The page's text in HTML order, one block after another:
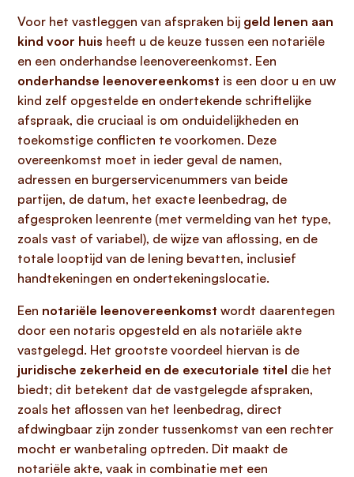
Voor het vastleggen van afspraken bij geld lenen aan
kind voor huis heeft u de keuze tussen een notariële
en een onderhandse leenovereenkomst. Een
onderhandse leenovereenkomst is een door u en uw
kind zelf opgestelde en ondertekende schriftelijke
afspraak, die cruciaal is om onduidelijkheden en
toekomstige conflicten te voorkomen. Deze
overeenkomst moet in ieder geval de namen,
adressen en burgerservicenummers van beide
partijen, de datum, het exacte leenbedrag, de
afgesproken leenrente (met vermelding van het type,
zoals vast of variabel), de wijze van aflossing, en de
totale looptijd van de lening bevatten, inclusief
handtekeningen en ondertekeningslocatie.
Een notariële leenovereenkomst wordt daarentegen
door een notaris opgesteld en als notariële akte
vastgelegd. Het grootste voordeel hiervan is de
juridische zekerheid en de executoriale titel die het
biedt; dit betekent dat de vastgelegde afspraken,
zoals het aflossen van het leenbedrag, direct
afdwingbaar zijn zonder tussenkomst van een rechter
mocht er wanbetaling optreden. Dit maakt de
notariële akte, vaak in combinatie met een